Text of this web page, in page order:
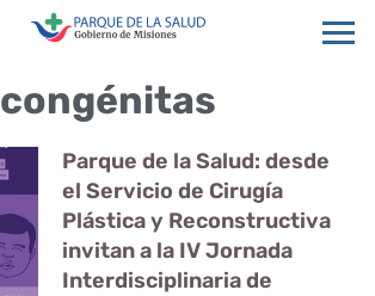
congénitas
Parque de la Salud: desde
el Servicio de Cirugía
Plástica y Reconstructiva
invitan a la IV Jornada
Interdisciplinaria de